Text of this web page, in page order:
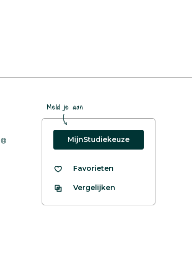
Meld je aan
MijnStudiekeuze
Favorieten
Vergelijken